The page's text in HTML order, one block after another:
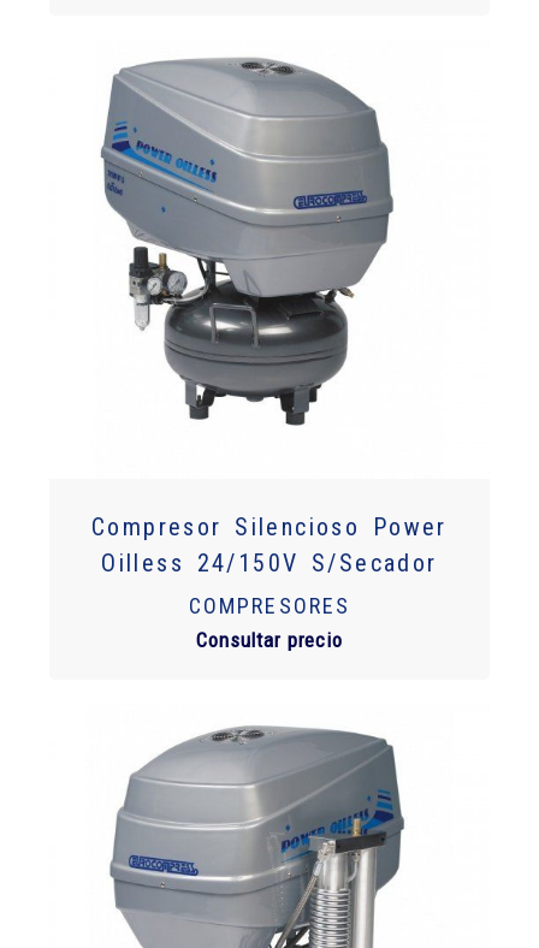
Compresor Silencioso Power
Oilless 24/150V S/Secador
COMPRESORES
Consultar precio